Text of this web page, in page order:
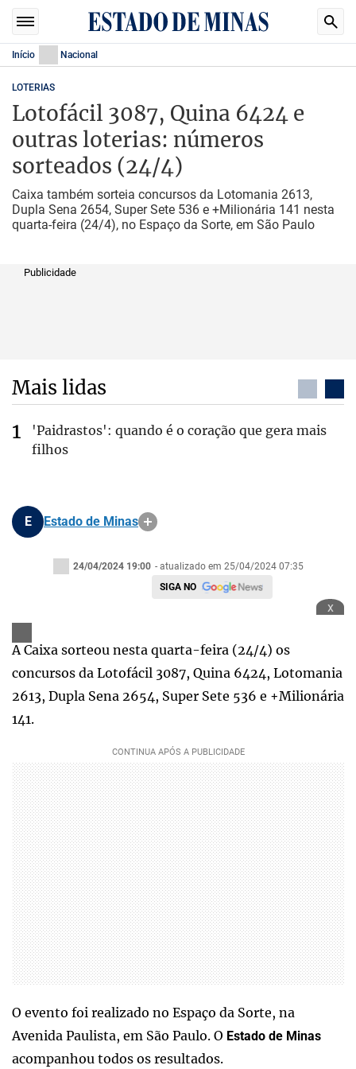
Início Nacional
LOTERIAS
Lotofácil 3087, Quina 6424 e
outras loterias: números
sorteados (24/4)
Caixa também sorteia concursos da Lotomania 2613,
Dupla Sena 2654, Super Sete 536 e +Milionária 141 nesta
quarta-feira (24/4), no Espaço da Sorte, em São Paulo
Publicidade
Mais lidas
'Paidrastos': quando é o coração que gera mais
filhos
E Estado de Minas
24/04/2024 19:00 - atualizado em 25/04/2024 07:35
SIGA NO
x
A Caixa sorteou nesta quarta-feira (24/4) os
concursos da Lotofácil 3087, Quina 6424, Lotomania
2613, Dupla Sena 2654, Super Sete 536 e +Milionária
141.
O evento foi realizado no Espaço da Sorte, na
Avenida Paulista, em São Paulo. O Estado de Minas
acompanhou todos os resultados.